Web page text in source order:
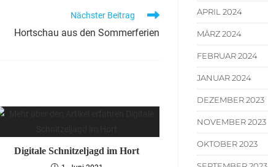
Nächster Beitrag
Hortschau aus den Sommerferien
Digitale Schnitzeljagd im Hort
APRIL 2024
MÄRZ 2024
FEBRUAR 2024
JANUAR 2024
DEZEMBER 2023
NOVEMBER 2023
OKTOBER 2023